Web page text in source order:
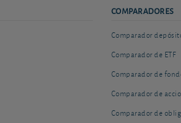
COMPARADORES
Comparador
Comparador de ETF
Comparador de
Comparador de
Comparador de